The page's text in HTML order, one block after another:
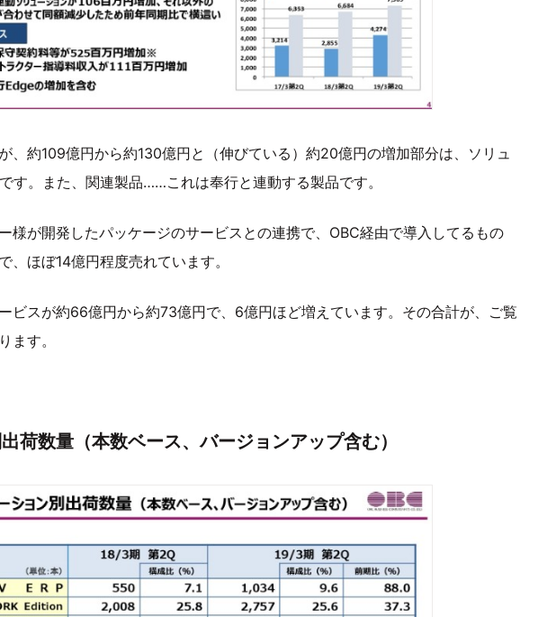
、約109億円から約130億円と（伸びている）約20億円の増加部分は、ソリュ
す。また、関連製品……これは奉行と連動する製品です。
様が開発したパッケージのサービスとの連携で、OBC経由で導入してるもの
、ほぼ14億円程度売れています。
ビスが約66億円から約73億円で、6億円ほど増えています。その合計が、ご覧
ます。
荷数量（本数ベース、バージョンアップ含む）